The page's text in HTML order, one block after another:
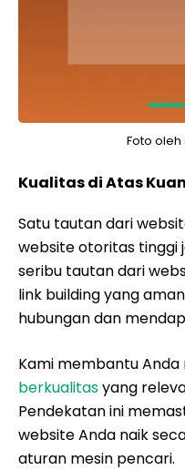
Foto oleh
Kualitas di Atas
Satu tautan dari
website otoritas tinggi
seribu tautan dari
link building yang
hubungan dan
Kami membantu
berkualitasyang
Pendekatan ini
website Anda naik
aturan mesin pencari.